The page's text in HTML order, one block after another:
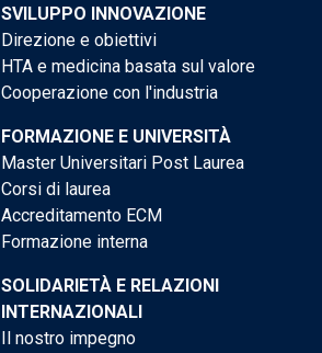
SVILUPPO INNOVAZIONE
Direzione e obiettivi
HTA e medicina basata sul valore
Cooperazione con l'industria
FORMAZIONE E UNIVERSITÀ
Master Universitari Post Laurea
Corsi di laurea
Accreditamento ECM
Formazione interna
SOLIDARIETÀ E RELAZIONI
INTERNAZIONALI
Il nostro impegno